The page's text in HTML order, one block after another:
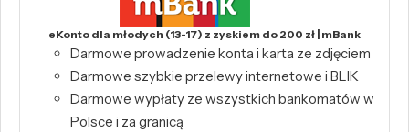
eKonto dla młodych (13-17) z zyskiem do 200 zł | mBank
Darmowe prowadzenie konta i karta ze zdjęciem
Darmowe szybkie przelewy internetowe i BLIK
Darmowe wypłaty ze wszystkich bankomatów w
Polsce i za granicą